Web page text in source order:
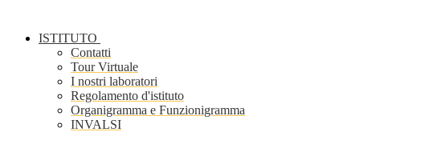
ISTITUTO
Contatti
Tour Virtuale
I nostri laboratori
Regolamento d'istituto
Organigramma e Funzionigramma
INVALSI